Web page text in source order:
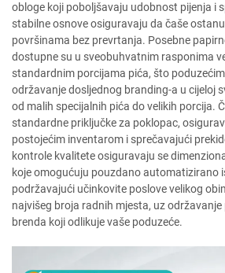
obloge koji poboljšavaju udobnost pijenja i
stabilne osnove osiguravaju da čaše
površinama bez prevrtanja. Posebne
dostupne su u sveobuhvatnim rasponima
standardnim porcijama pića, što
održavanje dosljednog branding-a u cijeloj
od malih specijalnih pića do velikih porcija.
standardne priključke za poklopac,
postojećim inventarom i sprečavajući
kontrole kvalitete osiguravaju se
koje omogućuju pouzdano automatizirano
podržavajući učinkovite poslove velikog
najvišeg broja radnih mjesta, uz
brenda koji odlikuje vaše poduzeće.